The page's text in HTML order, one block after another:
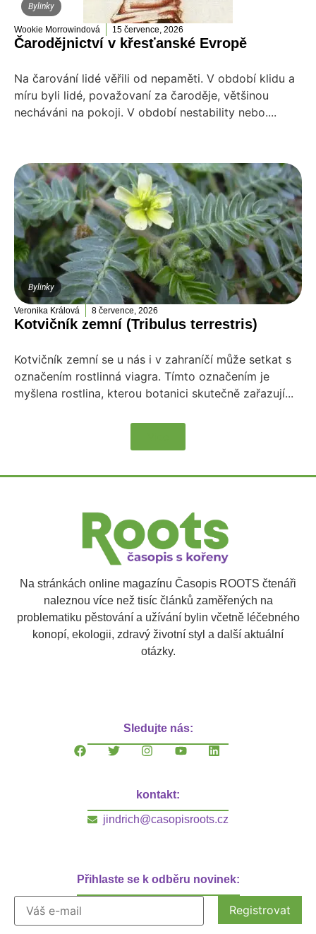
Bylinky
Wookie Morrowindová 15 července, 2026
Čarodějnictví v křesťanské Evropě
Na čarování lidé věřili od nepaměti. V období klidu a
míru byli lidé, považovaní za čaroděje, většinou
necháváni na pokoji. V období nestability nebo....
Bylinky
Veronika Králová 8 července, 2026
Kotvičník zemní (Tribulus terrestris)
Kotvičník zemní se u nás i v zahraníčí může setkat s
označením rostlinná viagra. Tímto označením je
myšlena rostlina, kterou botanici skutečně zařazují...
Na stránkách online magazínu Časopis ROOTS čtenáři
naleznou více než tisíc článků zaměřených na
problematiku pěstování a užívání bylin včetně léčebného
konopí, ekologii, zdravý životní styl a další aktuální
otázky.
Sledujte nás:
kontakt:
jindrich@casopisroots.cz
Přihlaste se k odběru novinek: